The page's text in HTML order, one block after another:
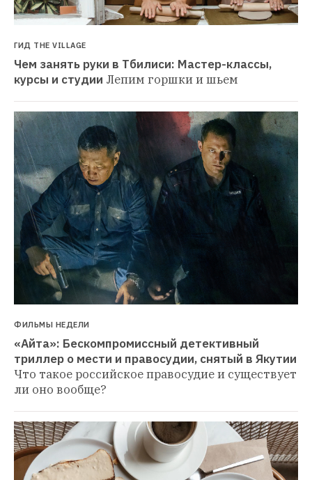
ГИД THE VILLAGE
Чем занять руки в Тбилиси: Мастер-классы,
курсы и студии Лепим горшки и шьем
ФИЛЬМЫ НЕДЕЛИ
«Айта»: Бескомпромиссный детективный
триллер о мести и правосудии, снятый в Якутии
Что такое российское правосудие и существует
ли оно вообще?